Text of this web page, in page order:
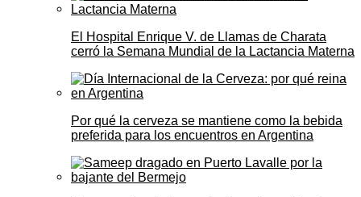
El Hospital Enrique V. de Llamas de Charata
cerró la Semana Mundial de la Lactancia Materna
Por qué la cerveza se mantiene como la bebida
preferida para los encuentros en Argentina